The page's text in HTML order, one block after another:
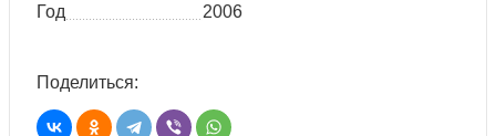
Год
2006
Поделиться: